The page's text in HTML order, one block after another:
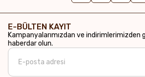
E-BÜLTEN KAYIT
Kampanyalarımızdan ve indirimlerimizden
haberdar olun.